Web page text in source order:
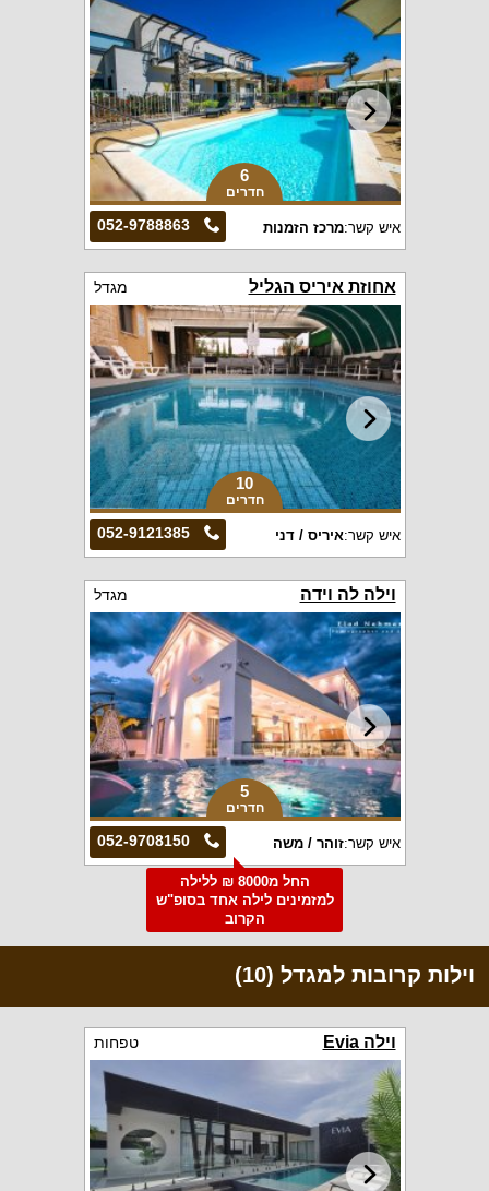
6
חדרים
052-9788863 איש קשר:מרכז הזמנות
אחוזת איריס הגליל מגדל
10
חדרים
052-9121385 איש קשר:איריס / דני
וילה לה וידה מגדל
5
חדרים
052-9708150 איש קשר:זוהר / משה
החל מ8000 ₪ ללילה
למזמינים לילה אחד בסופ"ש
הקרוב
וילות קרובות למגדל (10)
וילה Evia טפחות